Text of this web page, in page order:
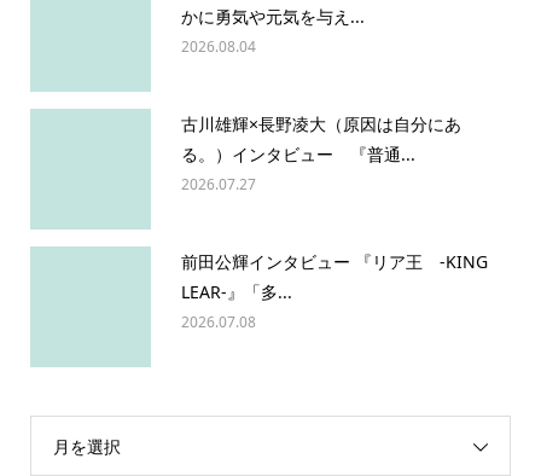
かに勇気や元気を与え...
2026.08.04
古川雄輝×長野凌大（原因は自分にあ
る。）インタビュー 『普通...
2026.07.27
前田公輝インタビュー 『リア王 -KING
LEAR-』「多...
2026.07.08
月を選択